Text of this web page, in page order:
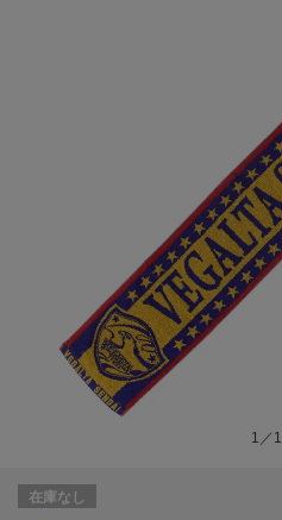
1／1
在庫なし